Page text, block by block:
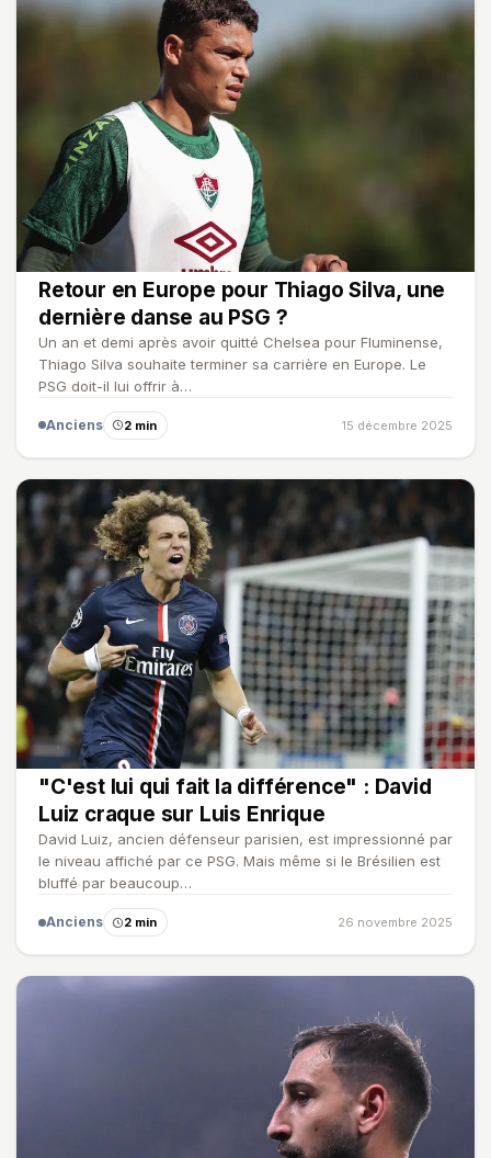
Retour en Europe pour Thiago Silva, une
dernière danse au PSG ?
Un an et demi après avoir quitté Chelsea pour Fluminense,
Thiago Silva souhaite terminer sa carrière en Europe. Le
PSG doit-il lui offrir à…
Anciens 2 min 15 décembre 2025
"C'est lui qui fait la différence" : David
Luiz craque sur Luis Enrique
David Luiz, ancien défenseur parisien, est impressionné par
le niveau affiché par ce PSG. Mais même si le Brésilien est
bluffé par beaucoup…
Anciens 2 min 26 novembre 2025